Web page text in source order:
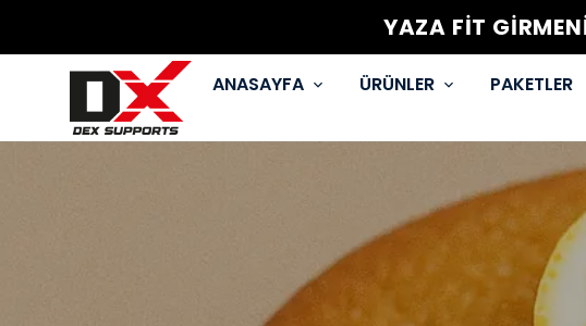
YAZA FİT
ANASAYFA ÜRÜNLER PAKETLER